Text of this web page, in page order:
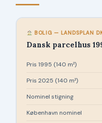
BOLIG — LANDSPLAN
Dansk parcelhus
Pris 1995 (140 m²)
Pris 2025 (140 m²)
Nominel stigning
København nominel